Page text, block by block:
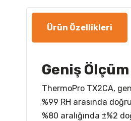
Ürün Özellikleri
Geniş
ThermoPro TX2CA,
%99 RH arasında
%80 aralığında ±%2